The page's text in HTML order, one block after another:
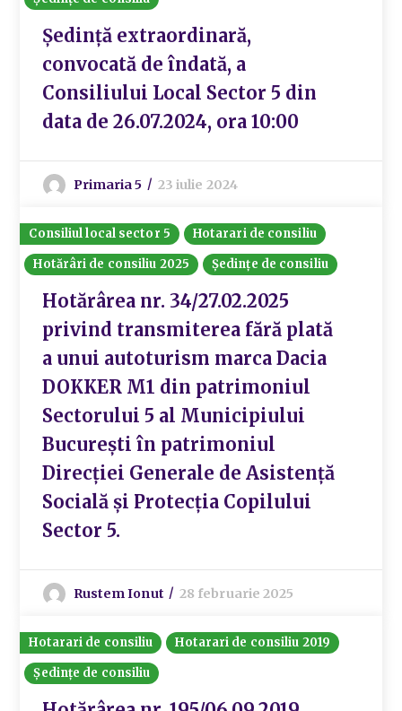
Ședință extraordinară,
convocată de îndată, a
Consiliului Local Sector 5 din
data de 26.07.2024, ora 10:00
Primaria 5 23 iulie 2024
Consiliul local sector 5
Hotarari de consiliu
Hotărâri de consiliu 2025
Ședințe de consiliu
Hotărârea nr. 34/27.02.2025
privind transmiterea fără plată
a unui autoturism marca Dacia
DOKKER M1 din patrimoniul
Sectorului 5 al Municipiului
București în patrimoniul
Direcției Generale de Asistență
Socială și Protecția Copilului
Sector 5.
Rustem Ionut 28 februarie 2025
Hotarari de consiliu
Hotarari de consiliu 2019
Ședințe de consiliu